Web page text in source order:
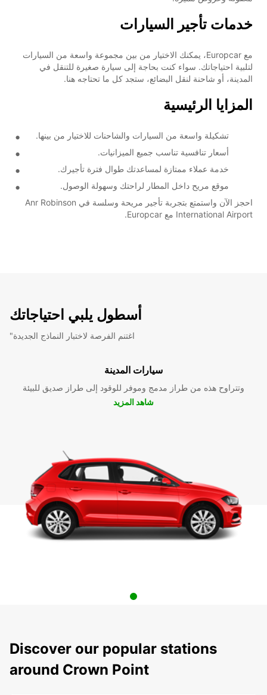
خدمات تأجير السيارات
مع Europcar، يمكنك الاختيار من بين مجموعة واسعة من السيارات
لتلبية احتياجاتك. سواء كنت بحاجة إلى سيارة صغيرة للتنقل في
المدينة، أو شاحنة لنقل البضائع، ستجد كل ما تحتاجه هنا.
المزايا الرئيسية
تشكيلة واسعة من السيارات والشاحنات للاختيار من بينها.
أسعار تنافسية تناسب جميع الميزانيات.
خدمة عملاء ممتازة لمساعدتك طوال فترة تأجيرك.
موقع مريح داخل المطار لراحتك وسهولة الوصول.
احجز الآن واستمتع بتجربة تأجير مريحة وسلسة في Anr Robinson
International Airport مع Europcar.
أسطول يلبي احتياجاتك
"اغتنم الفرصة لاختبار النماذج الجديدة
سيارات المدينة
وتتراوح هذه من طراز مدمج وموفر للوقود إلى طراز صديق للبيئة
شاهد المزيد
Discover our popular stations
around Crown Point